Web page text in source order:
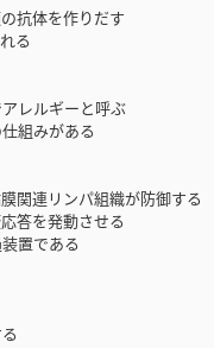
抗体を作りだす
る
レルギーと呼ぶ
組みがある
関連リンパ組織が防御する
答を発動させる
置である